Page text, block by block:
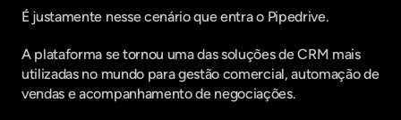
É justamente nesse cenário que entra o Pipedrive.
A plataforma se tornou uma das soluções de CRM mais
utilizadas no mundo para gestão comercial, automação de
vendas e acompanhamento de negociações.